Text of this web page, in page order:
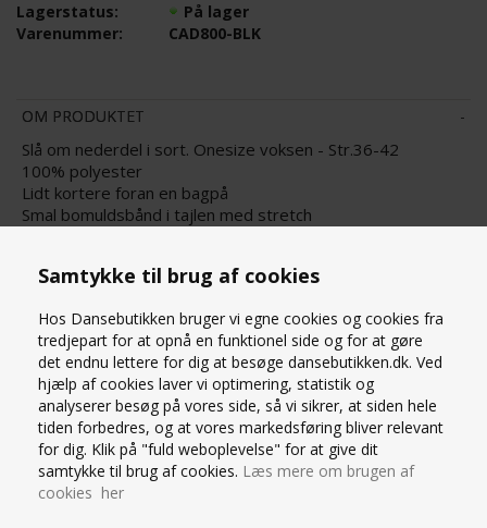
Samtykke til brug af cookies
Hos Dansebutikken bruger vi egne cookies og cookies fra
tredjepart for at opnå en funktionel side og for at gøre
det endnu lettere for dig at besøge dansebutikken.dk. Ved
hjælp af cookies laver vi optimering, statistik og
analyserer besøg på vores side, så vi sikrer, at siden hele
tiden forbedres, og at vores markedsføring bliver relevant
for dig. Klik på "fuld weboplevelse" for at give dit
samtykke til brug af cookies. Læs mere om brugen af
cookies her
På lager
Lagerstatus:
CAD800-BLK
Varenummer:
OM PRODUKTET
Slå om nederdel i sort. Onesize voksen - Str.36-42
100% polyester
Lidt kortere foran en bagpå
Smal bomuldsbånd i tajlen med stretch
SPØRG OS
ANDRE ER VILDE MED... ❤️